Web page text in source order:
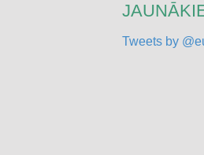
Tweets by